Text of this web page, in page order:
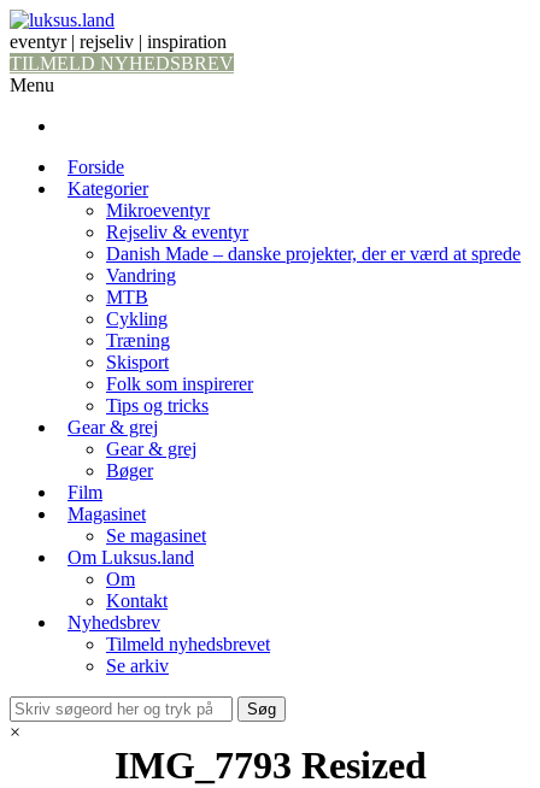
eventyr | rejseliv | inspiration
TILMELD NYHEDSBREV
Menu
Forside
Kategorier
Mikroeventyr
Rejseliv & eventyr
Danish Made – danske projekter, der er værd at sprede
Vandring
MTB
Cykling
Træning
Skisport
Folk som inspirerer
Tips og tricks
Gear & grej
Gear & grej
Bøger
Film
Magasinet
Se magasinet
Om Luksus.land
Om
Kontakt
Nyhedsbrev
Tilmeld nyhedsbrevet
Se arkiv
×
IMG_7793 Resized